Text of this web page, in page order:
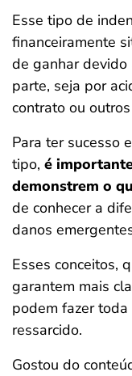
Esse tipo de
financeiramente
de ganhar devido
parte, seja por
contrato ou
Para ter sucesso
tipo, é
demonstrem o
de conhecer a
danos
Esses conceitos,
garantem mais
podem fazer
ressarcido.
Gostou do